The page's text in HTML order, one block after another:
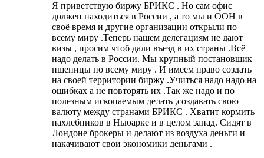
Я приветствую биржу БРИКС . Но сам офис
должен находиться в России , а то мы и ООН в
своё время и другие организации открыли по
всему миру .Теперь нашем делегациям не дают
визы , просим чтоб дали въезд в их страны .Всё
надо делать в России. Мы крупный постановщик
пшеницы по всему миру . И имеем право создать
на своей территории биржу .Учиться надо надо на
ошибках а не повторять их .Так же надо и по
полезным ископаемым делать ,создавать свою
валюту между странами БРИКС . Хватит кормить
нахлебников в Ньюарке и в целом запад. Сидят в
Лондоне брокеры и делают из воздуха деньги и
накачивают свои экономики деньгами .